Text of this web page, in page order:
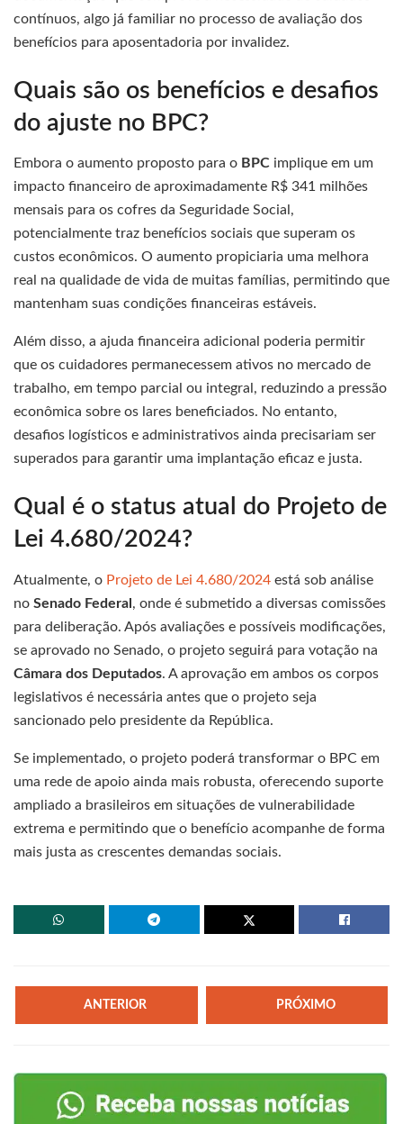
contínuos, algo já familiar no processo de avaliação dos
benefícios para aposentadoria por invalidez.
Quais são os benefícios e desafios
do ajuste no BPC?
Embora o aumento proposto para o BPC implique em um
impacto financeiro de aproximadamente R$ 341 milhões
mensais para os cofres da Seguridade Social,
potencialmente traz benefícios sociais que superam os
custos econômicos. O aumento propiciaria uma melhora
real na qualidade de vida de muitas famílias, permitindo que
mantenham suas condições financeiras estáveis.
Além disso, a ajuda financeira adicional poderia permitir
que os cuidadores permanecessem ativos no mercado de
trabalho, em tempo parcial ou integral, reduzindo a pressão
econômica sobre os lares beneficiados. No entanto,
desafios logísticos e administrativos ainda precisariam ser
superados para garantir uma implantação eficaz e justa.
Qual é o status atual do Projeto de
Lei 4.680/2024?
Atualmente, o Projeto de Lei 4.680/2024 está sob análise
no Senado Federal , onde é submetido a diversas comissões
para deliberação. Após avaliações e possíveis modificações,
se aprovado no Senado, o projeto seguirá para votação na
Câmara dos Deputados. A aprovação em ambos os corpos
legislativos é necessária antes que o projeto seja
sancionado pelo presidente da República.
Se implementado, o projeto poderá transformar o BPC em
uma rede de apoio ainda mais robusta, oferecendo suporte
ampliado a brasileiros em situações de vulnerabilidade
extrema e permitindo que o benefício acompanhe de forma
mais justa as crescentes demandas sociais.
ANTERIOR PRÓXIMO